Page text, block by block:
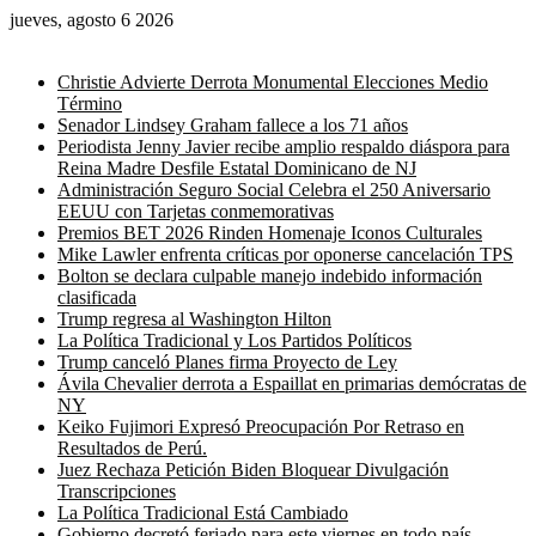
jueves, agosto 6 2026
Christie Advierte Derrota Monumental Elecciones Medio
Término
Senador Lindsey Graham fallece a los 71 años
Periodista Jenny Javier recibe amplio respaldo diáspora para
Reina Madre Desfile Estatal Dominicano de NJ
Administración Seguro Social Celebra el 250 Aniversario
EEUU con Tarjetas conmemorativas
Premios BET 2026 Rinden Homenaje Iconos Culturales
Mike Lawler enfrenta críticas por oponerse cancelación TPS
Bolton se declara culpable manejo indebido información
clasificada
Trump regresa al Washington Hilton
La Política Tradicional y Los Partidos Políticos
Trump canceló Planes firma Proyecto de Ley
Ávila Chevalier derrota a Espaillat en primarias demócratas de
NY
Keiko Fujimori Expresó Preocupación Por Retraso en
Resultados de Perú.
Juez Rechaza Petición Biden Bloquear Divulgación
Transcripciones
La Política Tradicional Está Cambiado